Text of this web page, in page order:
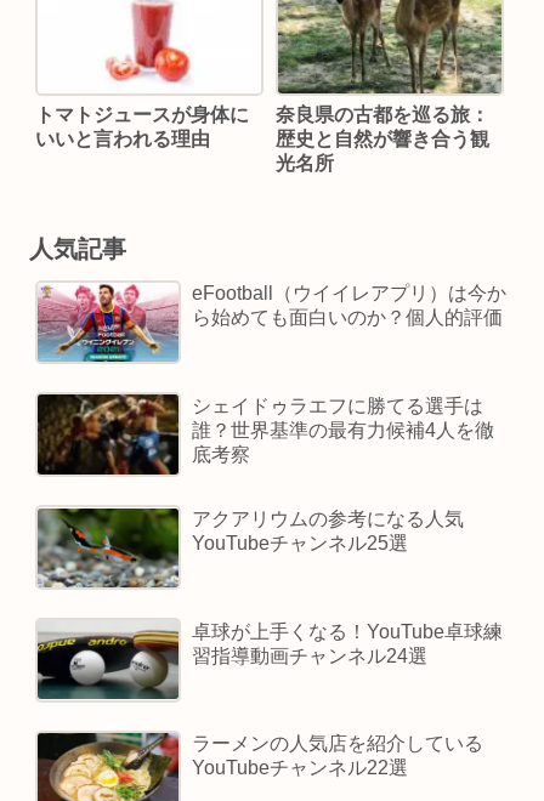
トマトジュースが身体に
いいと言われる理由
奈良県の古都を巡る旅：
歴史と自然が響き合う観
光名所
人気記事
eFootball（ウイイレアプリ）は今か
ら始めても面白いのか？個人的評価
シェイドゥラエフに勝てる選手は
誰？世界基準の最有力候補4人を徹
底考察
アクアリウムの参考になる人気
YouTubeチャンネル25選
卓球が上手くなる！YouTube卓球練
習指導動画チャンネル24選
ラーメンの人気店を紹介している
YouTubeチャンネル22選